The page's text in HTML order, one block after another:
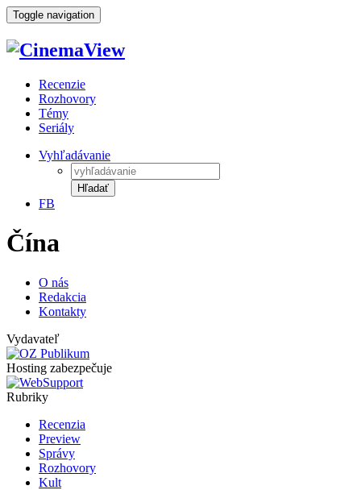
Toggle navigation
Recenzie
Rozhovory
Témy
Seriály
Vyhľadávanie
Hľadať
FB
Čína
O nás
Redakcia
Kontakty
Vydavateľ
Hosting zabezpečuje
Rubriky
Recenzia
Preview
Správy
Rozhovory
Kult